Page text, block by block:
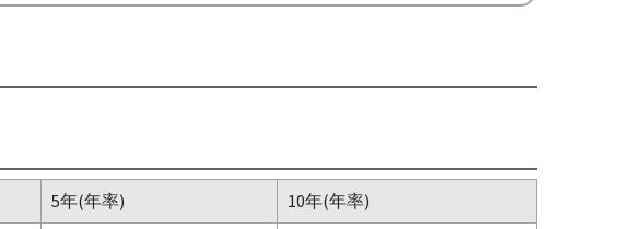
5年(年率)
10年(年率)